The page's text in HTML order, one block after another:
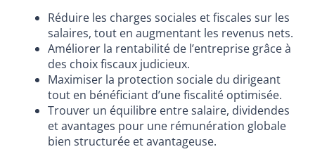
Réduire les charges sociales et fiscales sur les
salaires, tout en augmentant les revenus nets.
Améliorer la rentabilité de l’entreprise grâce à
des choix fiscaux judicieux.
Maximiser la protection sociale du dirigeant
tout en bénéficiant d’une fiscalité optimisée.
Trouver un équilibre entre salaire, dividendes
et avantages pour une rémunération globale
bien structurée et avantageuse.